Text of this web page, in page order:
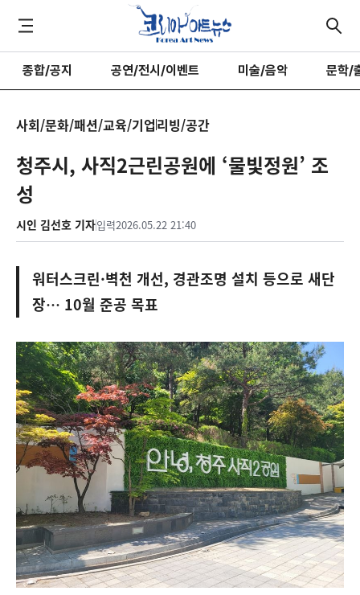
종합/공지 공연/전시/이벤트 미술/음악 문학/
사회/문화/패션/교육/기업리빙/공간
청주시, 사직2근린공원에 ‘물빛정원’ 조
성
시인 김선호 기자입력2026.05.22 21:40
워터스크린·벽천 개선, 경관조명 설치 등으로 새단
장… 10월 준공 목표